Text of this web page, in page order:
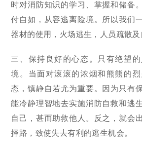
时对消防知识的学习、掌握和储备
付自如，从容逃离险境。所以我们
器材的使用，火场逃生，人员疏散及
三、保持良好的心态。只有绝望
境。当面对滚滚的浓烟和熊熊的
态，镇静自若尤为重要。因为只有
能冷静理智地去实施消防自救和逃
自己，甚而助救他人。反之，就会
择路，致使失去有利的逃生机会。